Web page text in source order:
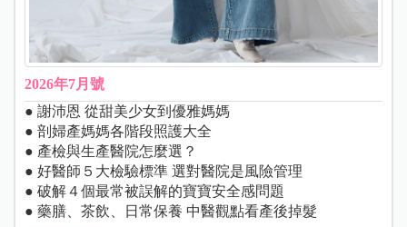
2026年7月號
● 謝沛恩 從甜美少女到優雅媽媽
● 剖婦產媽媽各階段照護大全
● 產檢與生產醫院怎麼選？
● 好醫師５大檢驗標準 選對醫院是風險管理
● 破解４個最常被誤解的寶寶安全感問題
● 藥膳、茶飲、日常保養 中醫觀點看產後掉髮